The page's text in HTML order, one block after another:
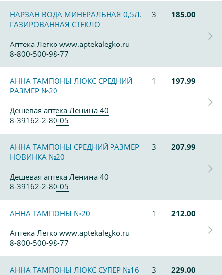
НАРЗАН ВОДА МИНЕРАЛЬНАЯ 0,5Л.
ГАЗИРОВАННАЯ СТЕКЛО
3 185.00
Аптека Легко www.aptekalegko.ru
8-800-500-98-77
АННА ТАМПОНЫ ЛЮКС СРЕДНИЙ
РАЗМЕР №20
1 197.99
Дешевая аптека Ленина 40
8-39162-2-80-05
АННА ТАМПОНЫ СРЕДНИЙ РАЗМЕР
НОВИНКА №20
3 207.99
Дешевая аптека Ленина 40
8-39162-2-80-05
АННА ТАМПОНЫ №20 1
212.00
Аптека Легко www.aptekalegko.ru
8-800-500-98-77
АННА ТАМПОНЫ ЛЮКС СУПЕР №16 3
229.00